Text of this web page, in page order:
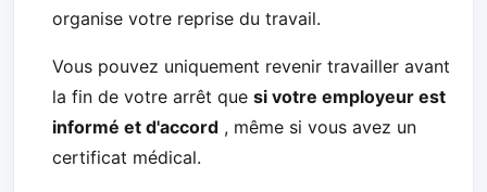
organise votre reprise du travail.
Vous pouvez uniquement revenir travailler avant
la fin de votre arrêt quesi votre employeur est
informé et d'accord , même si vous avez un
certificat médical.